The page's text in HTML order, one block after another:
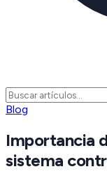
Blog
Importancia
sistema